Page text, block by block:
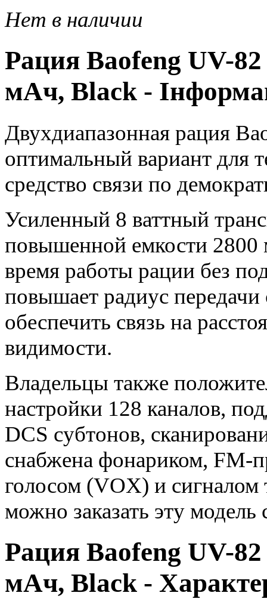
Нет в наличии
Рация Baofeng UV-82
мАч, Black -
Двухдиапазонная рация
оптимальный вариант для
средство связи по
Усиленный 8 ваттный
повышенной емкости
время работы рации без
повышает радиус передачи
обеспечить связь на
видимости.
Владельцы также
настройки 128 каналов,
DCS субтонов,
снабжена фонариком, FM-
голосом (VOX) и сигналом
можно заказать эту
Рация Baofeng UV-82
мАч, Black -